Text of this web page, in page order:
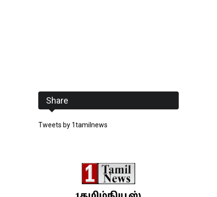
Share
Tweets by 1tamilnews